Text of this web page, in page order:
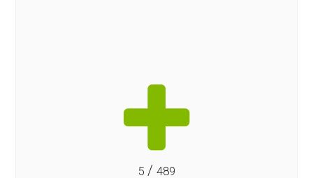
5/ 489